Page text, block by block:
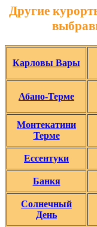
Другие
Карловы Вары
Абано-Терме
Монтекатини
Терме
Ессентуки
Банкя
Солнечный
День